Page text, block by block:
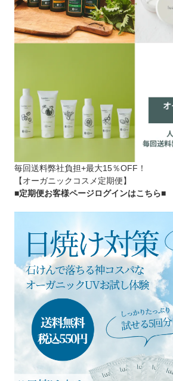
毎回送料弊社負担+最大15％OFF！
【オーガニックコスメ定期便】
■定期便お客様ページログインはこちら■